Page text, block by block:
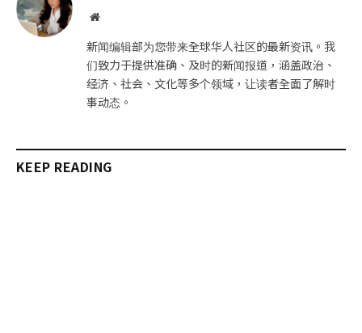
网
新闻编辑部为您带来全球华人社区的最新资讯。我
们致力于提供准确、及时的新闻报道，涵盖政治、
经济、社会、文化等多个领域，让读者全面了解时
事动态。
KEEP READING